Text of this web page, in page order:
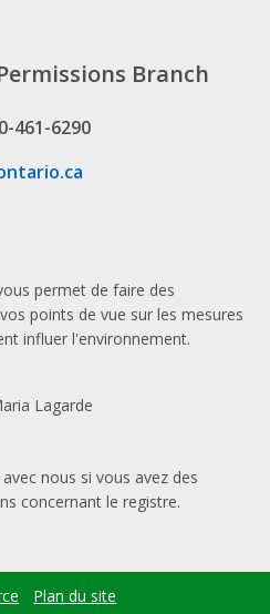
Branch
461-6290
permet de faire des
points de vue sur les mesures
influer l'environnement.
Lagarde
nous si vous avez des
concernant le registre.
Plan du site